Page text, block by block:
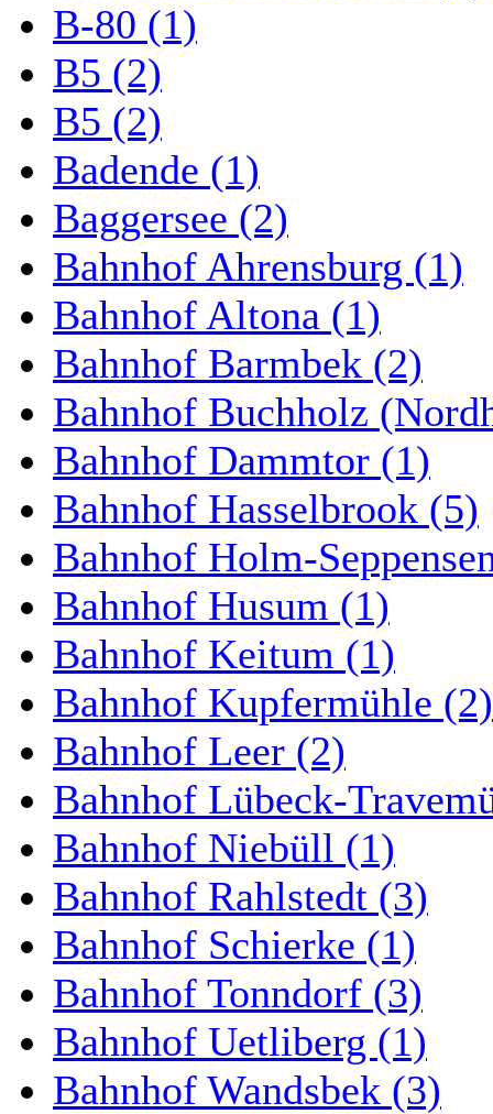
B-80 (1)
B5 (2)
B5 (2)
Badende (1)
Baggersee (2)
Bahnhof Ahrensburg (1)
Bahnhof Altona (1)
Bahnhof Barmbek (2)
Bahnhof Buchholz
Bahnhof Dammtor (1)
Bahnhof Hasselbrook (5)
Bahnhof Holm-
Bahnhof Husum (1)
Bahnhof Keitum (1)
Bahnhof Kupfermühle (2)
Bahnhof Leer (2)
Bahnhof Lübeck-
Bahnhof Niebüll (1)
Bahnhof Rahlstedt (3)
Bahnhof Schierke (1)
Bahnhof Tonndorf (3)
Bahnhof Uetliberg (1)
Bahnhof Wandsbek (3)